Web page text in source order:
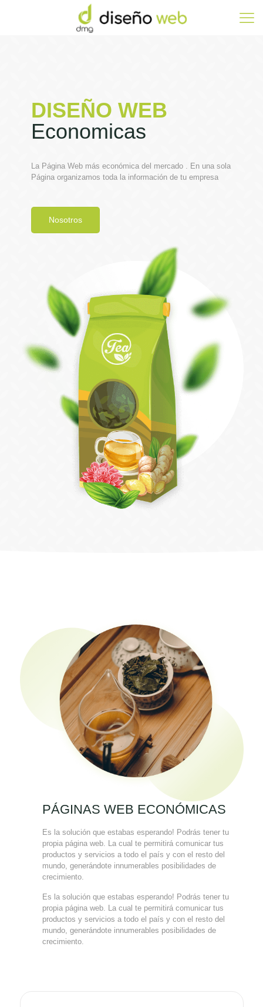
DISEÑO WEB
Economicas
La Página Web más económica del mercado . En una sola
Página organizamos toda la información de tu empresa
Nosotros
PÁGINAS WEB ECONÓMICAS
Es la solución que estabas esperando! Podrás tener tu
propia página web. La cual te permitirá comunicar tus
productos y servicios a todo el país y con el resto del
mundo, generándote innumerables posibilidades de
crecimiento.
Es la solución que estabas esperando! Podrás tener tu
propia página web. La cual te permitirá comunicar tus
productos y servicios a todo el país y con el resto del
mundo, generándote innumerables posibilidades de
crecimiento.